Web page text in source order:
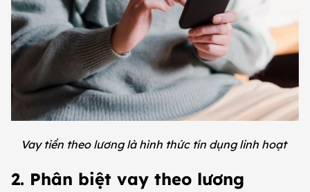
Vay tiền theo lương là hình thức tín dụng linh hoạt
2. Phân biệt vay theo lương